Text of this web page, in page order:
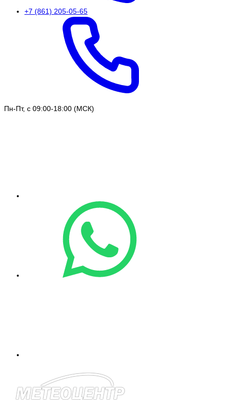
+7 (861) 205-05-65
Пн-Пт, с 09:00-18:00 (МСК)